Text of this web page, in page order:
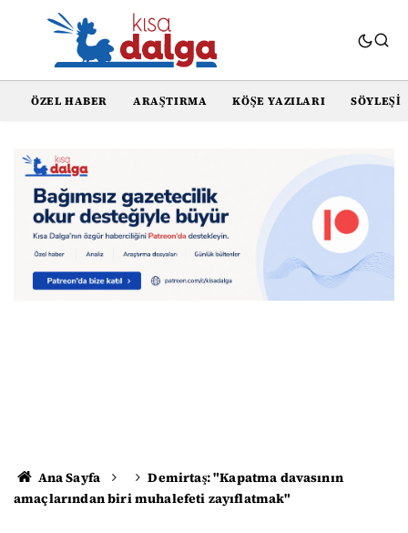
ÖZEL HABER ARAŞTIRMA KÖŞE YAZILARI SÖYLEŞI
Ana Sayfa
Demirtaş: "Kapatma davasının
amaçlarından biri muhalefeti zayıflatmak"